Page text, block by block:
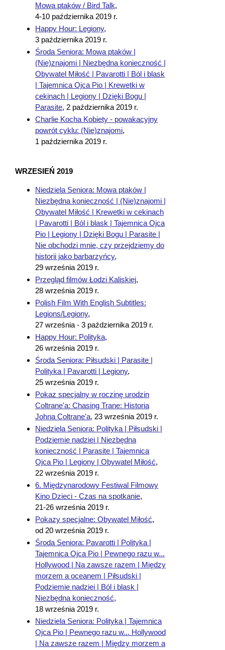
Mowa ptaków / Bird Talk,
4-10 października 2019 r.
Happy Hour: Legiony,
3 października 2019 r.
Środa Seniora: Mowa ptaków |
(Nie)znajomi | Niezbędna konieczność |
Obywatel Miłość | Pavarotti | Ból i blask
| Tajemnica Ojca Pio | Krewetki w
cekinach | Legiony | Dzięki Bogu |
Parasite, 2 października 2019 r.
Charlie Kocha Kobiety - powakacyjny
powrót cyklu: (Nie)znajomi,
1 października 2019 r.
WRZESIEŃ 2019
Niedziela Seniora: Mowa ptaków |
Niezbędna konieczność | (Nie)znajomi |
Obywatel Miłość | Krewetki w cekinach
| Pavarotti | Ból i blask | Tajemnica Ojca
Pio | Legiony | Dzięki Bogu | Parasite |
Nie obchodzi mnie, czy przejdziemy do
historii jako barbarzyńcy,
29 września 2019 r.
Przegląd filmów Łodzi Kaliskiej,
28 września 2019 r.
Polish Film With English Subtitles:
Legions/Legiony,
27 września - 3 października 2019 r.
Happy Hour: Polityka,
26 września 2019 r.
Środa Seniora: Piłsudski | Parasite |
Polityka | Pavarotti | Legiony,
25 września 2019 r.
Pokaz specjalny w roczinę urodzin
Coltrane'a: Chasing Trane: Historia
Johna Coltrane'a, 23 września 2019 r.
Niedziela Seniora: Polityka | Piłsudski |
Podziemie nadziei | Niezbędna
konieczność | Parasite | Tajemnica
Ojca Pio | Legiony | Obywatel Miłość,
22 września 2019 r.
6. Międzynarodowy Festiwal Filmowy
Kino Dzieci - Czas na spotkanie,
21-26 września 2019 r.
Pokazy specjalne: Obywatel Miłość,
od 20 września 2019 r.
Środa Seniora: Pavarotti | Polityka |
Tajemnica Ojca Pio | Pewnego razu w...
Hollywood | Na zawsze razem | Między
morzem a oceanem | Piłsudski |
Podziemie nadziei | Ból i blask |
Niezbędna konieczność,
18 września 2019 r.
Niedziela Seniora: Polityka | Tajemnica
Ojca Pio | Pewnego razu w... Hollywood
| Na zawsze razem | Między morzem a